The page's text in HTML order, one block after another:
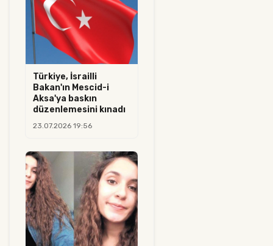
Türkiye, İsrailli
Bakan'ın Mescid-i
Aksa'ya baskın
düzenlemesini kınadı
23.07.2026 19:56